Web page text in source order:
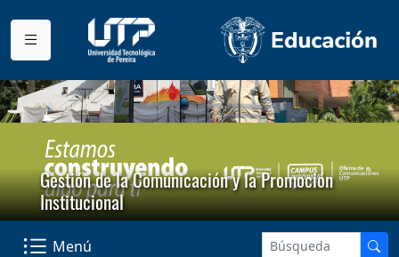
Gestión de la Comunicación y la Promoción
Institucional
Menú